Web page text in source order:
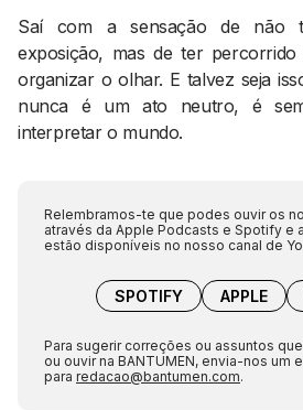
Saí com a sensação de não
exposição, mas de ter
organizar o olhar. E talvez seja
nunca é um ato neutro, é
interpretar o mundo.
Relembramos-te que podes ouvir os
através da Apple Podcasts e Spotify e
estão disponíveis no nosso canal de
SPOTIFY APPLE
Para sugerir correções ou assuntos
ou ouvir na BANTUMEN, envia-nos um
para redacao@bantumen.com.